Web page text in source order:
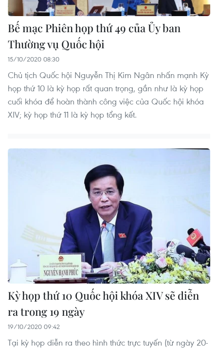
Bế mạc Phiên họp thứ 49 của Ủy ban
Thường vụ Quốc hội
15/10/2020 08:30
Chủ tịch Quốc hội Nguyễn Thị Kim Ngân nhấn mạnh Kỳ
họp thứ 10 là kỳ họp rất quan trọng, gần như là kỳ họp
cuối khóa để hoàn thành công việc của Quốc hội khóa
XIV; kỳ họp thứ 11 là kỳ họp tổng kết.
Kỳ họp thứ 10 Quốc hội khóa XIV sẽ diễn
ra trong 19 ngày
19/10/2020 09:42
Tại kỳ họp diễn ra theo hình thức trực tuyến (từ ngày 20-